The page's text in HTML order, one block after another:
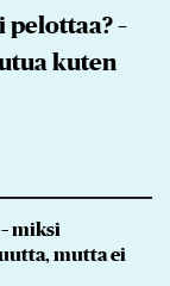
–
kuten
miksi
mutta ei